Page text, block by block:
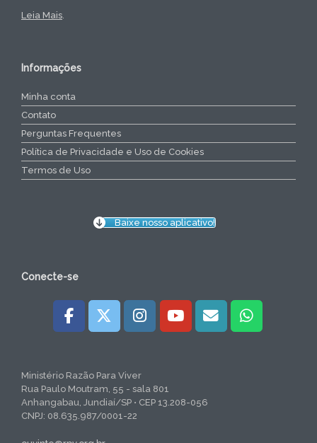
Leia Mais
Informações
Minha conta
Contato
Perguntas Frequentes
Política de Privacidade e Uso de Cookies
Termos de Uso
Baixe nosso aplicativo!
Conecte-se
Ministério Razão Para Viver
Rua Paulo Moutram, 55 - sala 801
Anhangabau, Jundiaí/SP • CEP 13.208-056
CNPJ: 08.635.987/0001-22